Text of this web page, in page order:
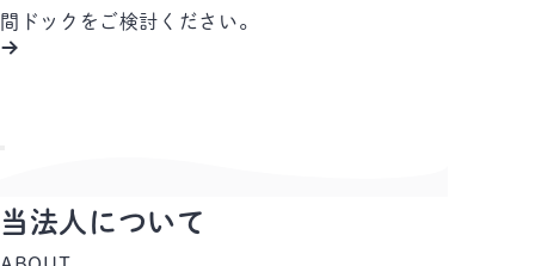
お手伝いします。ひとりで悩まずに、カウンセリングをご
利用ください。
間ドックをご検討ください。
らWEB予約システムで完結できるようになりました。利用
者様は24時間いつでもご都合の良いお時間に手続きいただ
進行を予防する時代になりました。物忘れが気になる方は
もちろん、将来に備えるためにもおすすめの検査です。
当法人について